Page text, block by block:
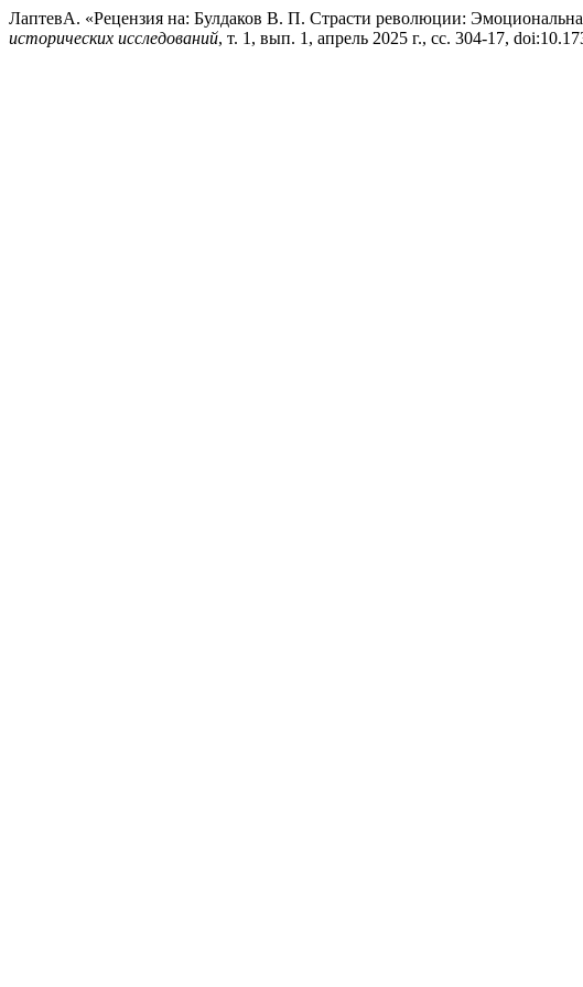
ЛаптевА. «Рецензия на: Булдаков В. П. Страсти революции:
исторических исследований, т. 1, вып. 1, апрель 2025 г., сс. 304-17,